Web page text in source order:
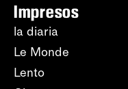
Impresos
la diaria
Le Monde
Lento